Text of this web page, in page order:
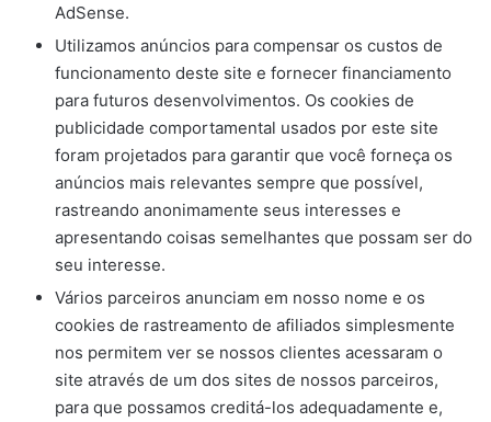
AdSense.
Utilizamos anúncios para compensar os custos de
funcionamento deste site e fornecer financiamento
para futuros desenvolvimentos. Os cookies de
publicidade comportamental usados ​​por este site
foram projetados para garantir que você forneça os
anúncios mais relevantes sempre que possível,
rastreando anonimamente seus interesses e
apresentando coisas semelhantes que possam ser do
seu interesse.
Vários parceiros anunciam em nosso nome e os
cookies de rastreamento de afiliados simplesmente
nos permitem ver se nossos clientes acessaram o
site através de um dos sites de nossos parceiros,
para que possamos creditá-los adequadamente e,